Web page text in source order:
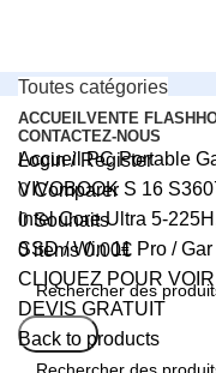
Toutes catégories
ACCUEILVENTE FLASH
CONTACTEZ-NOUS
Login / Register
0 Comparer
0Souhaits
0items 0.00€
Search
AccueilPC Portable
VIVOBOOK S 16
Intel Core Ultra 5-
SSD / Win 11 Pro /
CLIQUEZ POUR
DEVIS GRATUIT
Back to products